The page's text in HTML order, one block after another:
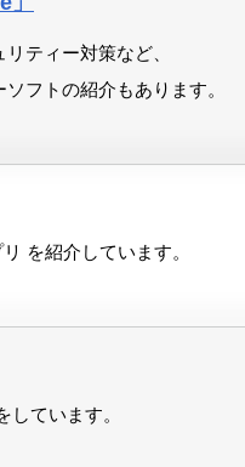
ティー対策など、
フトの紹介もあります。
を紹介しています。
ています。